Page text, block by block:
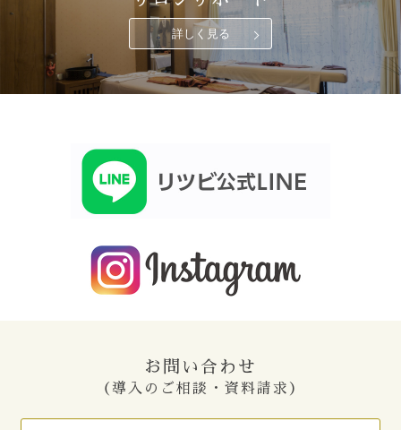
詳しく見る
お問い合わせ
（導入のご相談・資料請求）